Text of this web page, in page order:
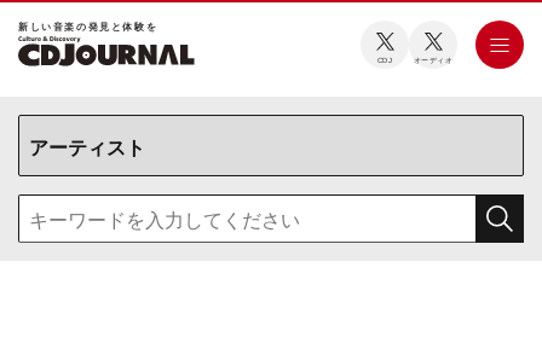
新しい⾳楽の発⾒と体験を
CDJ オーディオ